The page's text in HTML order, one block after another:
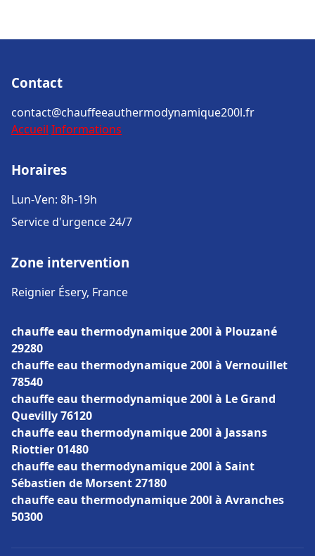
Contact
contact@chauffeeauthermodynamique200l.fr
Accueil Informations
Horaires
Lun-Ven: 8h-19h
Service d'urgence 24/7
Zone intervention
Reignier Ésery, France
chauffe eau thermodynamique 200l à Plouzané
29280
chauffe eau thermodynamique 200l à Vernouillet
78540
chauffe eau thermodynamique 200l à Le Grand
Quevilly 76120
chauffe eau thermodynamique 200l à Jassans
Riottier 01480
chauffe eau thermodynamique 200l à Saint
Sébastien de Morsent 27180
chauffe eau thermodynamique 200l à Avranches
50300